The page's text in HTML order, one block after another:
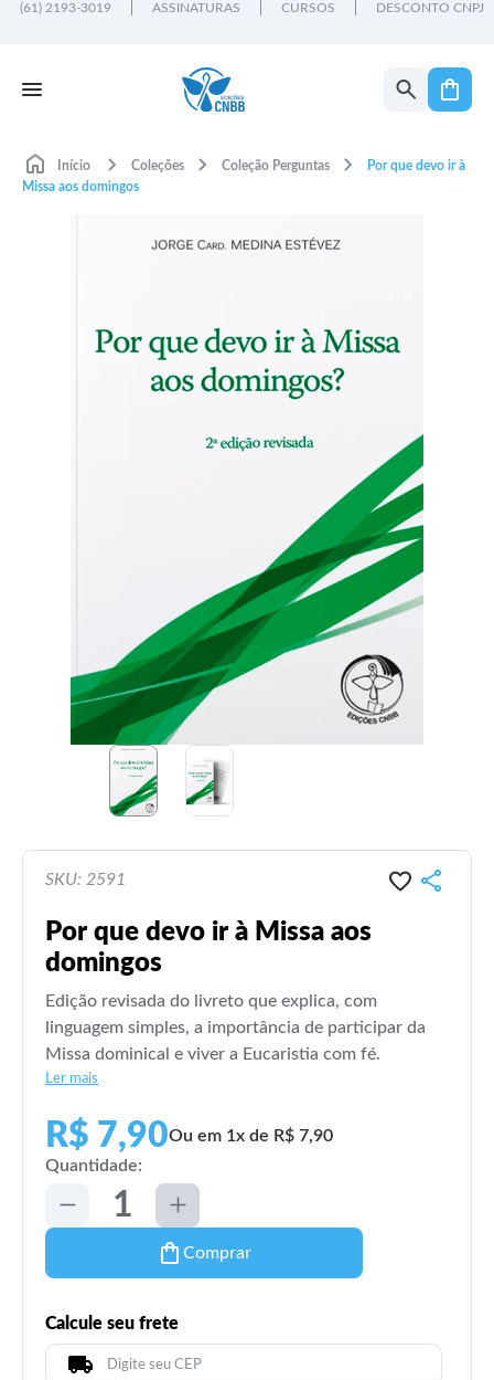
(61) 2193-3019 ASSINATURAS CURSOS DESCONTO CNPJ
Início Coleções Coleção Perguntas
Por que devo ir à
Missa aos domingos
SKU: 2591
Por que devo ir à Missa aos
domingos
Edição revisada do livreto que explica, com
linguagem simples, a importância de participar da
Missa dominical e viver a Eucaristia com fé.
Ler mais
R$ 7,90Ou em 1x de R$ 7,90
Quantidade:
Comprar
Calcule seu frete